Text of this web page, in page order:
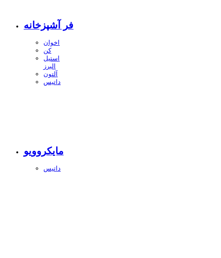
فر آشپزخانه
اخوان
کن
استیل
البرز
آلتون
داتیس
مایکروویو
داتیس